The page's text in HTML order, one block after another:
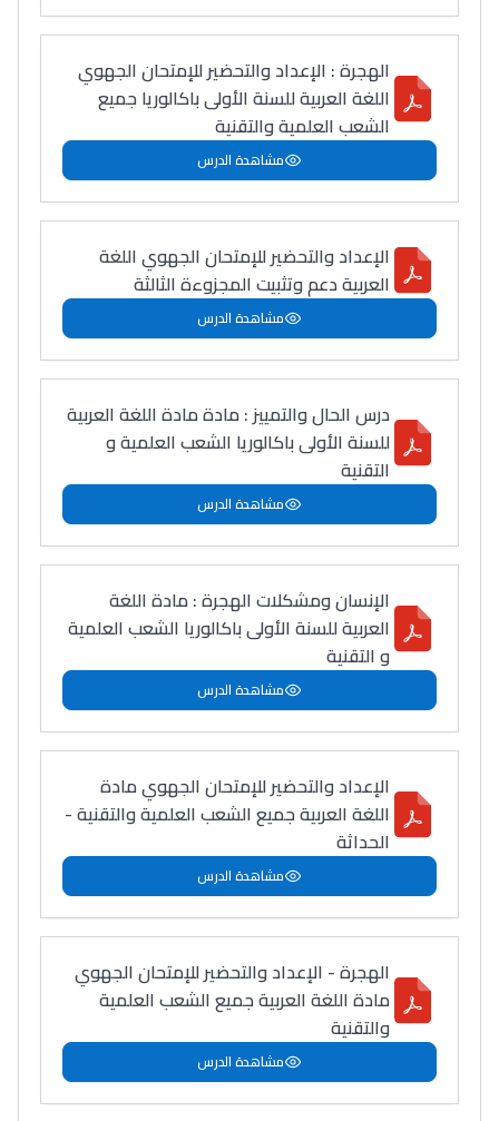
الهجرة : الإعداد والتحضير للإمتحان الجهوي
اللغة العربية للسنة الأولى باكالوريا جميع
الشعب العلمية والتقنية
مشاهدة الدرس
الإعداد والتحضير للإمتحان الجهوي اللغة
العربية دعم وتثبيت المجزوءة الثالثة
مشاهدة الدرس
درس الحال والتمييز : مادة مادة اللغة العربية
للسنة الأولى باكالوريا الشعب العلمية و
التقنية
مشاهدة الدرس
الإنسان ومشكلات الهجرة : مادة اللغة
العربية للسنة الأولى باكالوريا الشعب العلمية
و التقنية
مشاهدة الدرس
الإعداد والتحضير للإمتحان الجهوي مادة
اللغة العربية جميع الشعب العلمية والتقنية -
الحداثة
مشاهدة الدرس
الهجرة - الإعداد والتحضير للإمتحان الجهوي
مادة اللغة العربية جميع الشعب العلمية
والتقنية
مشاهدة الدرس